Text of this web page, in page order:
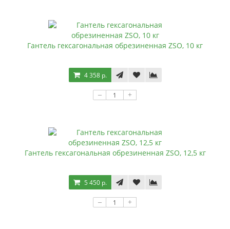
Гантель гексагональная обрезиненная ZSO, 10 кг
4 358 р.
– +
Гантель гексагональная обрезиненная ZSO, 12,5 кг
5 450 р.
– +